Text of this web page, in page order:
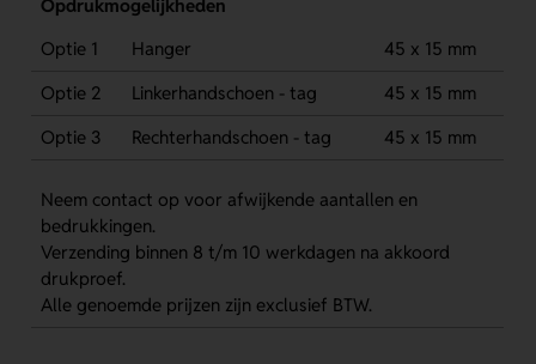
Opdrukmogelijkheden
Optie 1
Hanger
45 x 15 mm
Optie 2
Linkerhandschoen - tag
45 x 15 mm
Optie 3
Rechterhandschoen - tag 45 x 15 mm
Neem contact op voor afwijkende aantallen en
bedrukkingen.
Verzending binnen 8 t/m 10 werkdagen na akkoord
drukproef.
Alle genoemde prijzen zijn exclusief BTW.